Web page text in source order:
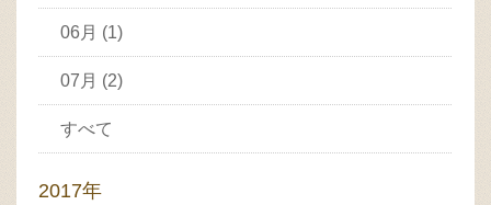
06月 (1)
07月 (2)
すべて
2017年